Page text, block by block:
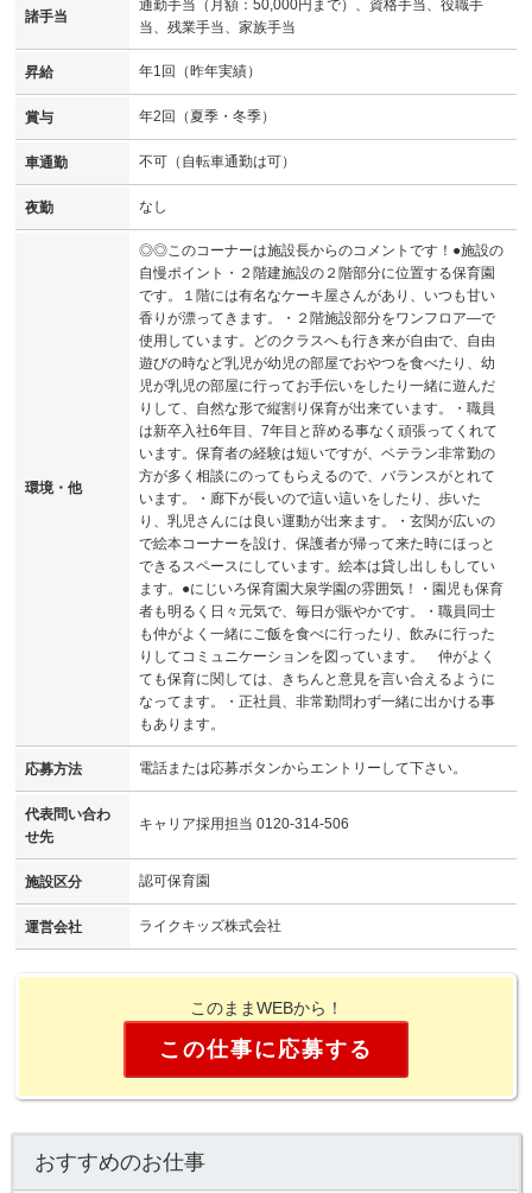
諸手当
通勤手当（月額：50,000円まで）、資格手当、役職手
当、残業手当、家族手当
昇給 年1回（昨年実績）
賞与 年2回（夏季・冬季）
車通勤 不可（自転車通勤は可）
夜勤 なし
環境・他
◎◎このコーナーは施設長からのコメントです！●施設の
自慢ポイント・２階建施設の２階部分に位置する保育園
です。１階には有名なケーキ屋さんがあり、いつも甘い
香りが漂ってきます。・２階施設部分をワンフロア―で
使用しています。どのクラスへも行き来が自由で、自由
遊びの時など乳児が幼児の部屋でおやつを食べたり、幼
児が乳児の部屋に行ってお手伝いをしたり一緒に遊んだ
りして、自然な形で縦割り保育が出来ています。・職員
は新卒入社6年目、7年目と辞める事なく頑張ってくれて
います。保育者の経験は短いですが、ベテラン非常勤の
方が多く相談にのってもらえるので、バランスがとれて
います。・廊下が長いので這い這いをしたり、歩いた
り、乳児さんには良い運動が出来ます。・玄関が広いの
で絵本コーナーを設け、保護者が帰って来た時にほっと
できるスペースにしています。絵本は貸し出しもしてい
ます。●にじいろ保育園大泉学園の雰囲気！・園児も保育
者も明るく日々元気で、毎日が賑やかです。・職員同士
も仲がよく一緒にご飯を食べに行ったり、飲みに行った
りしてコミュニケーションを図っています。 仲がよく
ても保育に関しては、きちんと意見を言い合えるように
なってます。・正社員、非常勤問わず一緒に出かける事
もあります。
応募方法 電話または応募ボタンからエントリーして下さい。
代表問い合わ
せ先
キャリア採用担当 0120-314-506
施設区分 認可保育園
運営会社 ライクキッズ株式会社
このままWEBから！
この仕事に応募する
おすすめのお仕事